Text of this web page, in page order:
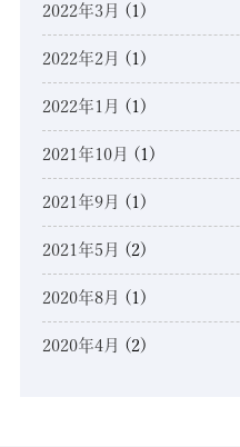
2022年3月 (1)
2022年2月 (1)
2022年1月 (1)
2021年10月 (1)
2021年9月 (1)
2021年5月 (2)
2020年8月 (1)
2020年4月 (2)